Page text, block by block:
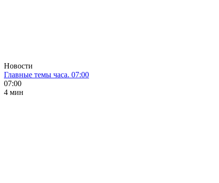
Новости
Главные темы часа. 07:00
07:00
4 мин